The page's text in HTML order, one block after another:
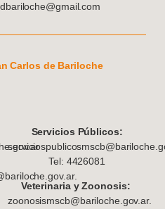
Carlos de Bariloche
Servicios Públicos:
Tel: 4426081
Veterinaria y Zoonosis:
zoonosismscb@bariloche.gov.ar.